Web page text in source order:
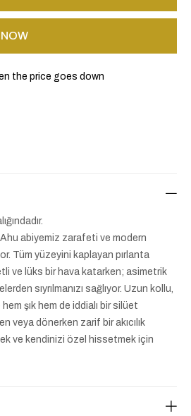
the price goes down
abiyemiz zarafeti ve modern
Tüm yüzeyini kaplayan pırlanta
ve lüks bir hava katarken; asimetrik
sıyrılmanızı sağlıyor. Uzun kollu,
şık hem de iddialı bir silüet
veya dönerken zarif bir akıcılık
ve kendinizi özel hissetmek için